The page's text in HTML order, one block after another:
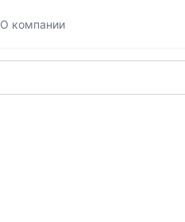
О компании